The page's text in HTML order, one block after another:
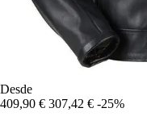
Desde
409,90 € 307,42 € -25%